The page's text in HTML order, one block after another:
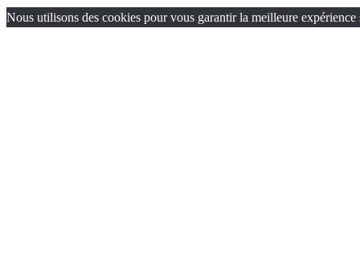
Nous utilisons des cookies pour vous garantir la meilleure expérience